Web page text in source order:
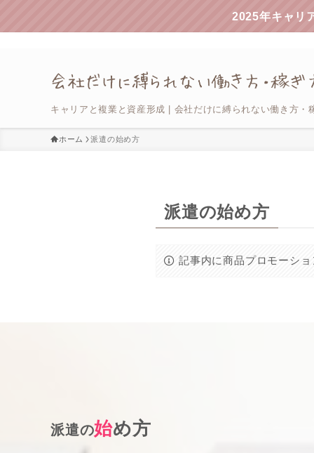
2025年キャリ
キャリアと複業と資産形成 | 会社だけに縛られない働き方・
ホーム 派遣の始め方
派遣の始め方
記事内に商品プロモーシ
派遣の始め方